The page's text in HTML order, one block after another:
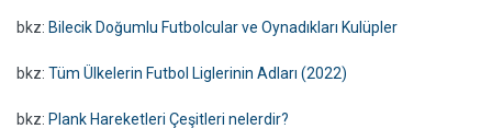
bkz: Bilecik Doğumlu Futbolcular ve Oynadıkları Kulüpler
bkz: Tüm Ülkelerin Futbol Liglerinin Adları (2022)
bkz: Plank Hareketleri Çeşitleri nelerdir?